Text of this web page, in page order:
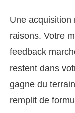
Une acquisition
raisons. Votre
feedback
restent dans
gagne du
remplit de